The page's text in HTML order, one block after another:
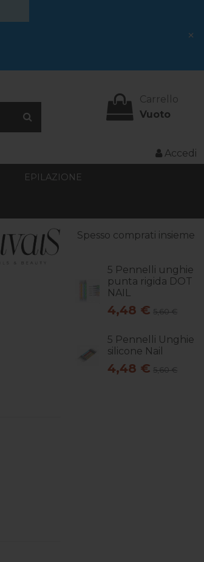
×
Carrello
Vuoto
Accedi
EPILAZIONE
Spesso comprati insieme
5 Pennelli unghie
punta rigida DOT
NAIL
4,48 € 5,60 €
5 Pennelli Unghie
silicone Nail
4,48 € 5,60 €